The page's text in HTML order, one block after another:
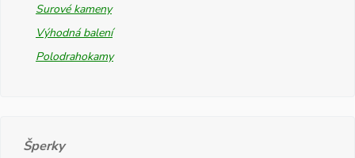
Surové kameny
Výhodná balení
Polodrahokamy
Šperky